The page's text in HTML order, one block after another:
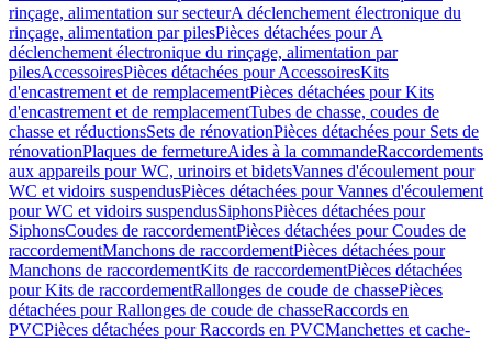
rinçage, alimentation sur secteurA déclenchement électronique du
rinçage, alimentation par pilesPièces détachées pour A
déclenchement électronique du rinçage, alimentation par
pilesAccessoiresPièces détachées pour AccessoiresKits
d'encastrement et de remplacementPièces détachées pour Kits
d'encastrement et de remplacementTubes de chasse, coudes de
chasse et réductionsSets de rénovationPièces détachées pour Sets de
rénovationPlaques de fermetureAides à la commandeRaccordements
aux appareils pour WC, urinoirs et bidetsVannes d'écoulement pour
WC et vidoirs suspendusPièces détachées pour Vannes d'écoulement
pour WC et vidoirs suspendusSiphonsPièces détachées pour
SiphonsCoudes de raccordementPièces détachées pour Coudes de
raccordementManchons de raccordementPièces détachées pour
Manchons de raccordementKits de raccordementPièces détachées
pour Kits de raccordementRallonges de coude de chassePièces
détachées pour Rallonges de coude de chasseRaccords en
PVCPièces détachées pour Raccords en PVCManchettes et cache-